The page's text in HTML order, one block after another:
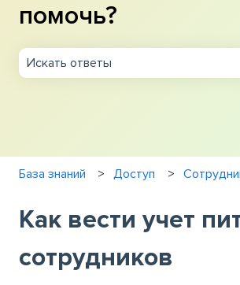
помочь?
База знаний Доступ
Как вести учет
сотрудников